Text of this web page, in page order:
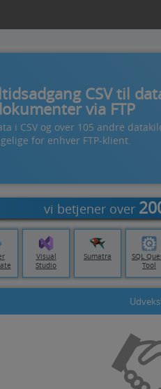
CSV til
via FTP
i CSV og over 105 andre
for enhver FTP-klient.
vi betjener over
Visual
Studio
Sumatra
SQL
Tool